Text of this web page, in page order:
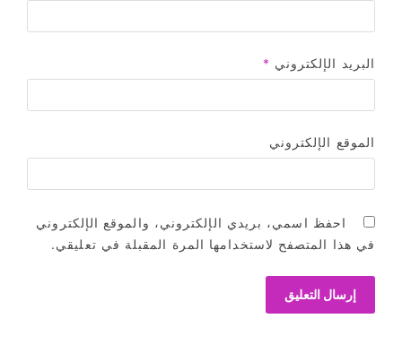
البريد الإلكتروني *
الموقع الإلكتروني
احفظ اسمي، بريدي الإلكتروني، والموقع الإلكتروني
في هذا المتصفح لاستخدامها المرة المقبلة في تعليقي.